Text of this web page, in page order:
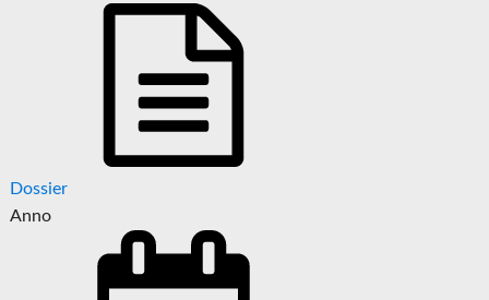
Dossier
Anno